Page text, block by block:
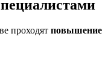
проходят повышение